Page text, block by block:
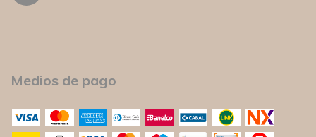
Medios de pago